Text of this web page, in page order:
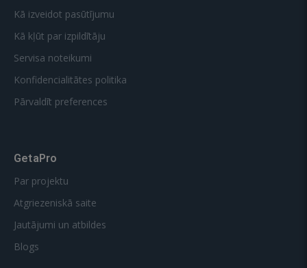
Kā izveidot pasūtījumu
Kā kļūt par izpildītāju
Servisa noteikumi
Konfidencialitātes politika
Pārvaldīt preferences
GetaPro
Par projektu
Atgriezeniskā saite
Jautājumi un atbildes
Blogs